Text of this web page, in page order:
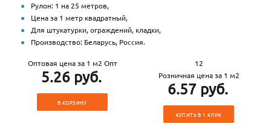
Рулон: 1 на 25 метров,
Цена за 1 метр квадратный,
Для штукатурки, ограждений, кладки,
Производство: Беларусь, Россия.
Оптовая цена за 1 м2 Опт
5.26 руб.
В КОРЗИНУ
12
Розничная цена за 1 м2
6.57 руб.
КУПИТЬ В 1 КЛИК